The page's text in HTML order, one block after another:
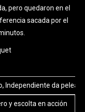
pero quedaron en el
sacada por el
Independiente da pelea
y escolta en acción